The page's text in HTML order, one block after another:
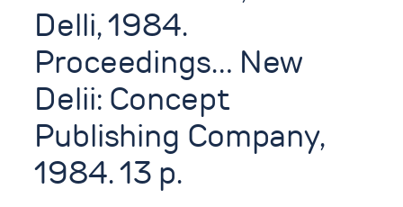
Delli, 1984.
Proceedings… New
Delii: Concept
Publishing Company,
1984. 13 p.